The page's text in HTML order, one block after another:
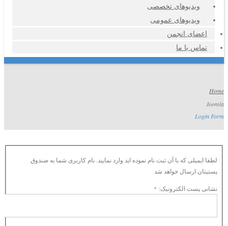
ویدیوهای تخصصی
ویدیوهای عمومی
اعضای انجمن
تماس با ما
Home
Joomla
Login Form
لطفا ایمیلی که با آن ثبت نام نموده اید وارد نمایید. نام کاربری شما به صندوق
پستیتان ارسال خواهد شد
نشانی پست الکترونیک: *